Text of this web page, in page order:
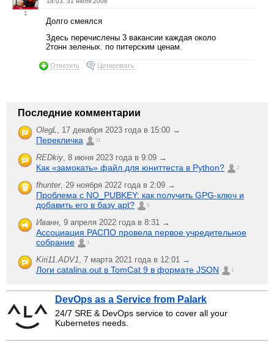
1
Долго смеялся
Здесь перечислены 3 вакансии каждая около
2тонн зеленых. по питерским ценам.
Ответить Цитировать
Последние комментарии
OlegL, 17 декабря 2023 года в 15:00 →
Перекличка 21
REDkiy, 8 июня 2023 года в 9:09 →
Как «замокать» файл для юниттеста в Python? 2
fhunter, 29 ноября 2022 года в 2:09 →
Проблема с NO_PUBKEY: как получить GPG-ключ и
добавить его в базу apt?
6
Иванн, 9 апреля 2022 года в 8:31 →
Ассоциация РАСПО провела первое учредительное
собрание
1
Kiri11.ADV1, 7 марта 2021 года в 12:01 →
Логи catalina.out в TomCat 9 в формате JSON 1
DevOps as a Service from Palark
24/7 SRE & DevOps service to cover all your
Kubernetes needs.